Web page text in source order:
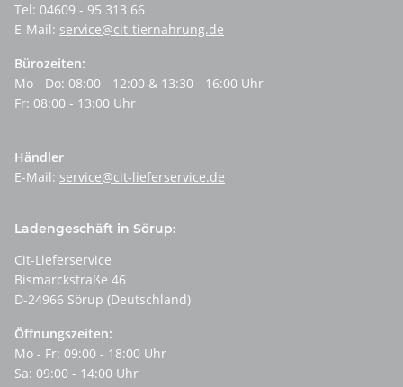
Tel: 04609 - 95 313 66
E-Mail: service@cit-tiernahrung.de
Bürozeiten:
Mo - Do: 08:00 - 12:00 & 13:30 - 16:00 Uhr
Fr: 08:00 - 13:00 Uhr
Händler
E-Mail: service@cit-lieferservice.de
Ladengeschäft in Sörup:
Cit-Lieferservice
Bismarckstraße 46
D-24966 Sörup (Deutschland)
Öffnungszeiten:
Mo - Fr: 09:00 - 18:00 Uhr
Sa: 09:00 - 14:00 Uhr